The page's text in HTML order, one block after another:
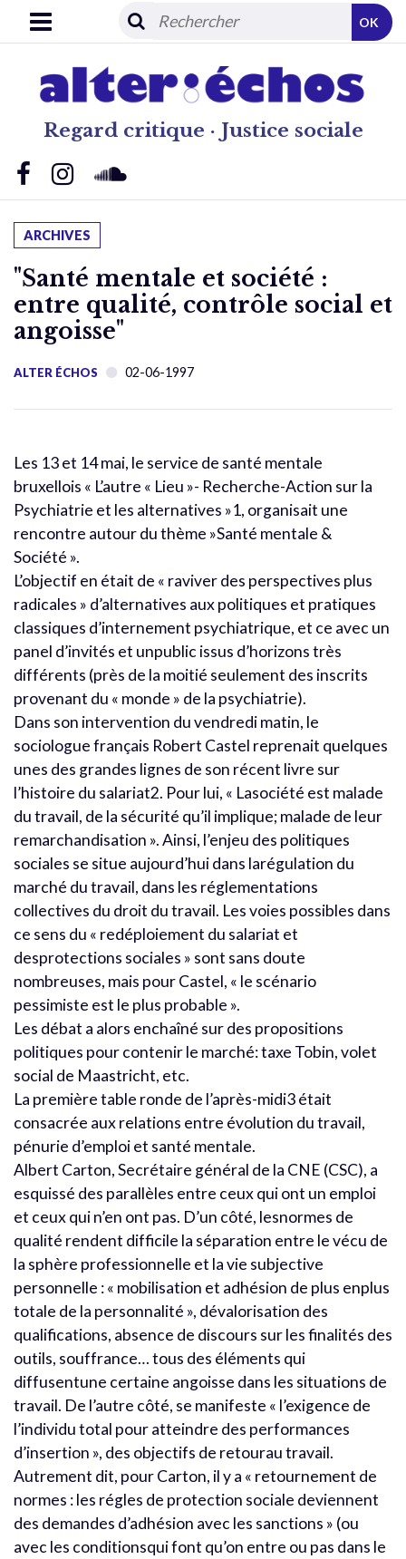
Regard critique · Justice sociale
OK
ARCHIVES
"Santé mentale et société :
entre qualité, contrôle social et
angoisse"
ALTER ÉCHOS 02-06-1997
Les 13 et 14 mai, le service de santé mentale
bruxellois « L’autre « Lieu »- Recherche-Action sur la
Psychiatrie et les alternatives »1, organisait une
rencontre autour du thème »Santé mentale &
Société ».
L’objectif en était de « raviver des perspectives plus
radicales » d’alternatives aux politiques et pratiques
classiques d’internement psychiatrique, et ce avec un
panel d’invités et unpublic issus d’horizons très
différents (près de la moitié seulement des inscrits
provenant du « monde » de la psychiatrie).
Dans son intervention du vendredi matin, le
sociologue français Robert Castel reprenait quelques
unes des grandes lignes de son récent livre sur
l’histoire du salariat2. Pour lui, « Lasociété est malade
du travail, de la sécurité qu’il implique; malade de leur
remarchandisation ». Ainsi, l’enjeu des politiques
sociales se situe aujourd’hui dans larégulation du
marché du travail, dans les réglementations
collectives du droit du travail. Les voies possibles dans
ce sens du « redéploiement du salariat et
desprotections sociales » sont sans doute
nombreuses, mais pour Castel, « le scénario
pessimiste est le plus probable ».
Les débat a alors enchaîné sur des propositions
politiques pour contenir le marché: taxe Tobin, volet
social de Maastricht, etc.
La première table ronde de l’après-midi3 était
consacrée aux relations entre évolution du travail,
pénurie d’emploi et santé mentale.
Albert Carton, Secrétaire général de la CNE (CSC), a
esquissé des parallèles entre ceux qui ont un emploi
et ceux qui n’en ont pas. D’un côté, lesnormes de
qualité rendent difficile la séparation entre le vécu de
la sphère professionnelle et la vie subjective
personnelle : « mobilisation et adhésion de plus enplus
totale de la personnalité », dévalorisation des
qualifications, absence de discours sur les finalités des
outils, souffrance… tous des éléments qui
diffusentune certaine angoisse dans les situations de
travail. De l’autre côté, se manifeste « l’exigence de
l’individu total pour atteindre des performances
d’insertion », des objectifs de retourau travail.
Autrement dit, pour Carton, il y a « retournement de
normes : les régles de protection sociale deviennent
des demandes d’adhésion avec les sanctions » (ou
avec les conditionsqui font qu’on entre ou pas dans le